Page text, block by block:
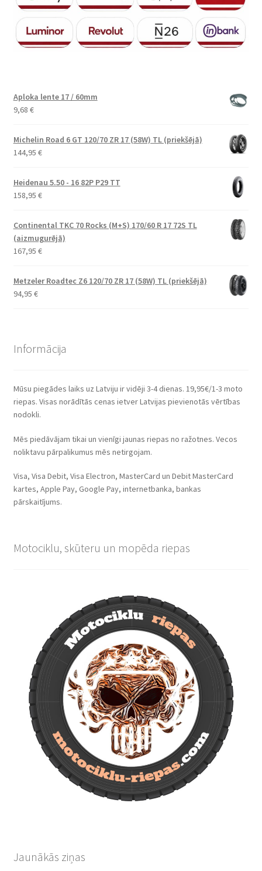
Aploka lente 17 / 60mm
9,68 €
Michelin Road 6 GT 120/70 ZR 17 (58W) TL (priekšējā)
144,95 €
Heidenau 5.50 - 16 82P P29 TT
158,95 €
Continental TKC 70 Rocks (M+S) 170/60 R 17 72S TL
(aizmugurējā)
167,95 €
Metzeler Roadtec Z6 120/70 ZR 17 (58W) TL (priekšējā)
94,95 €
Informācija
Mūsu piegādes laiks uz Latviju ir vidēji 3-4 dienas. 19,95€/1-3 moto
riepas. Visas norādītās cenas ietver Latvijas pievienotās vērtības
nodokli.
Mēs piedāvājam tikai un vienīgi jaunas riepas no ražotnes. Vecos
noliktavu pārpalikumus mēs netirgojam.
Visa, Visa Debit, Visa Electron, MasterCard un Debit MasterCard
kartes, Apple Pay, Google Pay, internetbanka, bankas
pārskaitījums.
Motociklu, skūteru un mopēda riepas
Jaunākās ziņas